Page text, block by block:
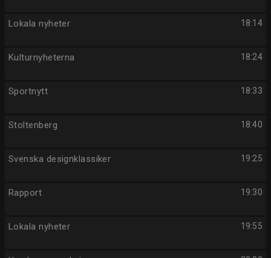
18:14
Lokala nyheter
18:24
Kulturnyheterna
18:33
Sportnytt
18:40
Stoltenberg
19:25
Svenska designklassiker
19:30
Rapport
19:55
Lokala nyheter